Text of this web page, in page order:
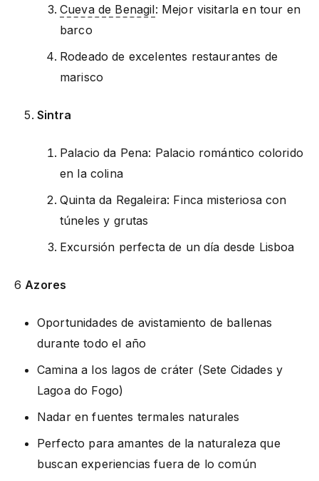
Cueva de Benagil: Mejor visitarla en tour en
barco
Rodeado de excelentes restaurantes de
marisco
Sintra
Palacio da Pena: Palacio romántico colorido
en la colina
Quinta da Regaleira: Finca misteriosa con
túneles y grutas
Excursión perfecta de un día desde Lisboa
6Azores
Oportunidades de avistamiento de ballenas
durante todo el año
Camina a los lagos de cráter (Sete Cidades y
Lagoa do Fogo)
Nadar en fuentes termales naturales
Perfecto para amantes de la naturaleza que
buscan experiencias fuera de lo común